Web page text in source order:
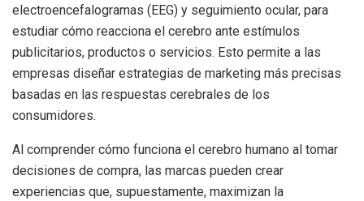
electroencefalogramas (EEG) y seguimiento ocular, para
estudiar cómo reacciona el cerebro ante estímulos
publicitarios, productos o servicios. Esto permite a las
empresas diseñar estrategias de marketing más precisas
basadas en las respuestas cerebrales de los
consumidores.
Al comprender cómo funciona el cerebro humano al tomar
decisiones de compra, las marcas pueden crear
experiencias que, supuestamente, maximizan la